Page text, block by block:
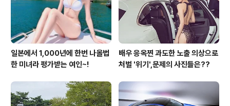
일본에서 1,000년에 한번 나올법
한 미녀라 평가받는 여인~!
배우 응옥찐 과도한 노출 의상으로
처벌 '위기',문제의 사진들은??